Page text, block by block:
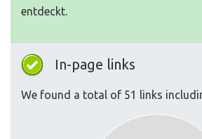
entdeckt.
In-page links
We found a total of 51 links